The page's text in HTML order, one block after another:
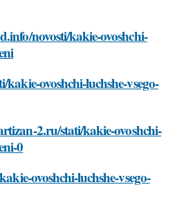
novosti/kakie-ovoshchi-
ovoshchi-luchshe-vsego-
2.ru/stati/kakie-ovoshchi-
0
ovoshchi-luchshe-vsego-